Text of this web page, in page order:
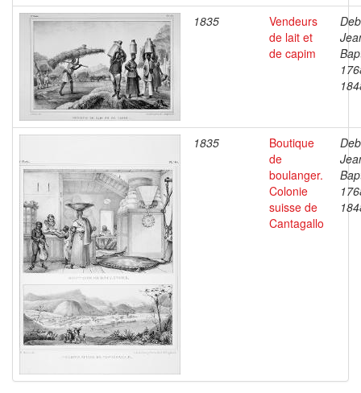
1835
Vendeurs
de lait et
de capim
1835
Boutique
de
boulanger.
Colonie
suisse de
Cantagallo